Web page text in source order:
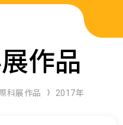
作品
科展作品 2017年